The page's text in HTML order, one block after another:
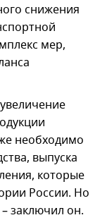
снижения
мер,
необходимо
выпуска
которые
России. Но
заключил он.